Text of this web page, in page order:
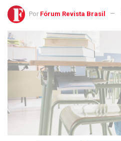
Por Fórum Revista Brasil